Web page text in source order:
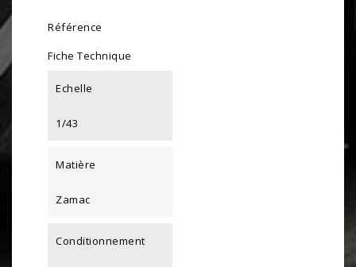
Référence
Fiche Technique
Echelle
1/43
Matière
Zamac
Conditionnement